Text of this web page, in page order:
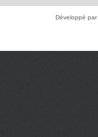
Développé par